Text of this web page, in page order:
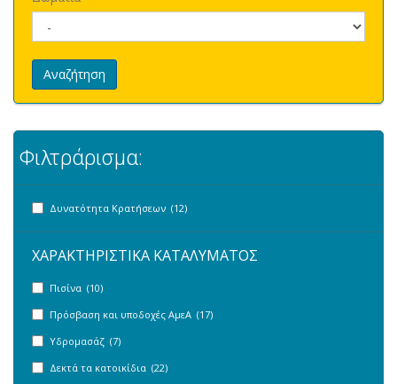
Αναζήτηση
Φιλτράρισμα:
Δυνατότητα Κρατήσεων (12)
ΧΑΡΑΚΤΗΡΙΣΤΙΚΑ ΚΑΤΑΛΥΜΑΤΟΣ
Πισίνα (10)
Πρόσβαση και υποδοχές ΑμεΑ (17)
Υδρομασάζ (7)
Δεκτά τα κατοικίδια (22)